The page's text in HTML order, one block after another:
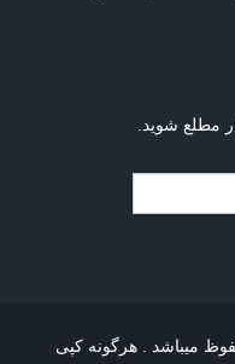
مطلع شوید.
میباشد . هرگونه کپی